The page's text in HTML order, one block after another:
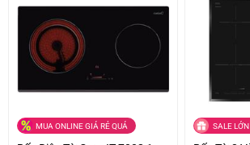
MUA ONLINE GIÁ RẺ QUÁ SALE